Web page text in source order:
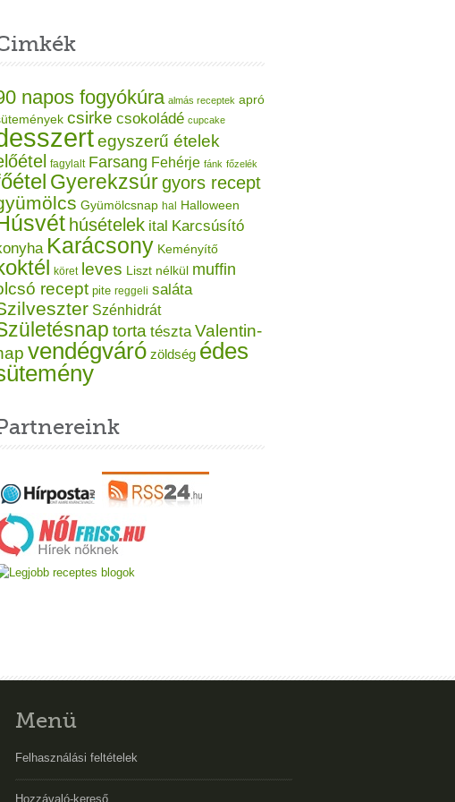
napos fogyókúra almás receptek apró
csirke csokoládé cupcake
egyszerű ételek
fagylalt Farsang Fehérje fánk főzelék
Gyerekzsúrgyors recept
Gyümölcsnap hal Halloween
húsételek ital Karcsúsító
Karácsony Keményítő
köret leves Liszt nélkül muffin
recept pite reggeli saláta
Szénhidrát
torta tészta Valentin-
vendégváró zöldség édes
Menü
Felhasználási feltételek
Hozzávaló-kereső